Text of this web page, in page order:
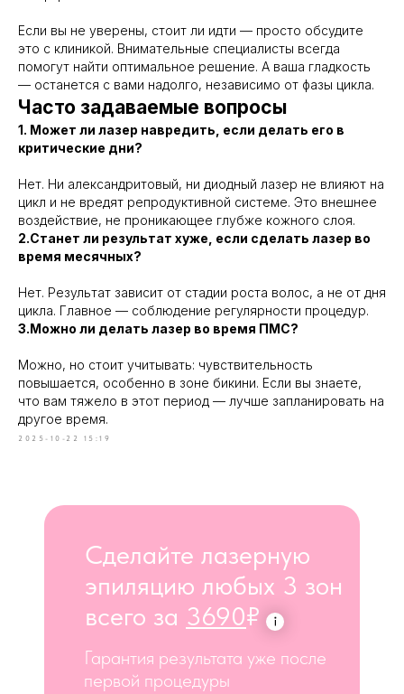
Если вы не уверены, стоит ли идти — просто обсудите
это с клиникой. Внимательные специалисты всегда
помогут найти оптимальное решение. А ваша гладкость
— останется с вами надолго, независимо от фазы цикла.
Часто задаваемые вопросы
1. Может ли лазер навредить, если делать его в
критические дни?
Нет. Ни александритовый, ни диодный лазер не влияют на
цикл и не вредят репродуктивной системе. Это внешнее
воздействие, не проникающее глубже кожного слоя.
2.Станет ли результат хуже, если сделать лазер во
время месячных?
Нет. Результат зависит от стадии роста волос, а не от дня
цикла. Главное — соблюдение регулярности процедур.
3.Можно ли делать лазер во время ПМС?
Можно, но стоит учитывать: чувствительность
повышается, особенно в зоне бикини. Если вы знаете,
что вам тяжело в этот период — лучше запланировать на
другое время.
2025-10-22 15:19
Сделайте лазерную
эпиляцию любых 3 зон
всего за 3690₽
Гарантия результата уже после
первой процедуры